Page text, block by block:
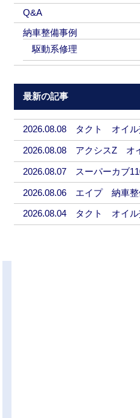
Q&A
納車整備事例
駆動系修理
最新の記事
2026.08.08 タクト オイル
2026.08.08 アクシスZ オ
2026.08.07 スーパーカブ
2026.08.06 エイプ 納車整
2026.08.04 タクト オイル